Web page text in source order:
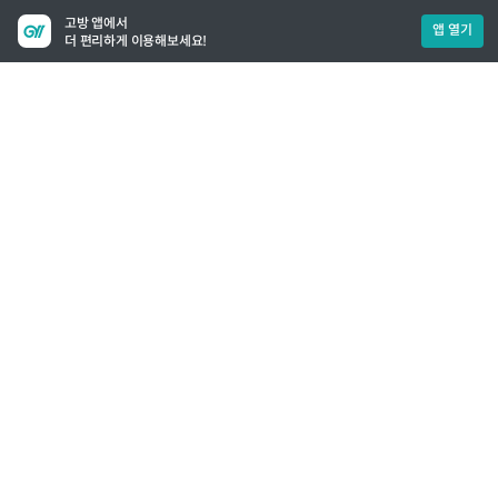
고방 앱에서
더 편리하게 이용해보세요!
앱 열기